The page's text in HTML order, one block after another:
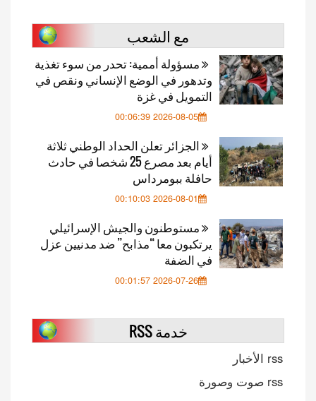
مع الشعب
مسؤولة أممية: تحدر من سوء تغذية
وتدهور في الوضع الإنساني ونقص في
التمويل في غزة
2026-08-05 00:06:39
الجزائر تعلن الحداد الوطني ثلاثة
أيام بعد مصرع 25 شخصا في حادث
حافلة ببومرداس
2026-08-01 00:10:03
مستوطنون والجيش الإسرائيلي
يرتكبون معا “مذابح” ضد مدنيين عزل
في الضفة
2026-07-26 00:01:57
خدمة RSS
rss الأخبار
rss صوت وصورة